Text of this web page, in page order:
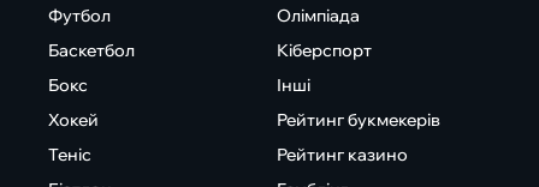
Футбол
Баскетбол
Бокс
Хокей
Теніс
Олімпіада
Кіберспорт
Інші
Рейтинг букмекерів
Рейтинг казино